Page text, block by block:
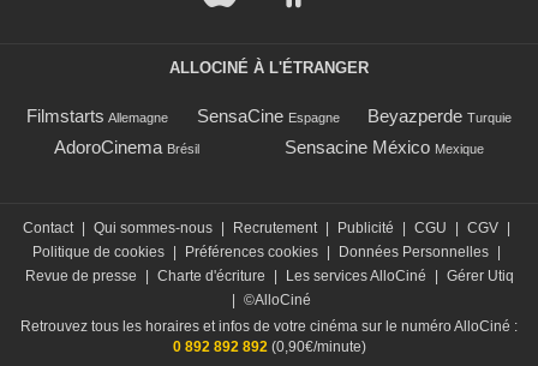
ALLOCINÉ À L'ÉTRANGER
Filmstarts Allemagne SensaCine Espagne Beyazperde Turquie
AdoroCinema Brésil Sensacine México Mexique
Contact | Qui sommes-nous | Recrutement | Publicité | CGU | CGV |
Politique de cookies | Préférences cookies | Données Personnelles |
Revue de presse
| Charte d'écriture | Les services AlloCiné | Gérer Utiq
| ©AlloCiné
Retrouvez tous les horaires et infos de votre cinéma sur le numéro AlloCiné :
0 892 892 892 (0,90€/minute)